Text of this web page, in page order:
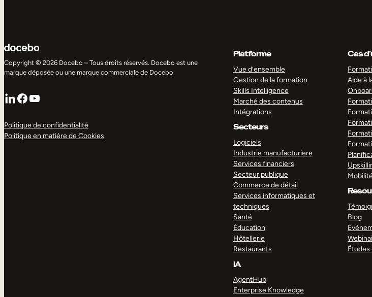
Copyright © 2026 Docebo – Tous droits réservés. Docebo est une
marque déposée ou une marque commerciale de Docebo.
LinkedIn
Facebook
YouTube
Politique de confidentialité
Politique en matière de Cookies
Platforme
Vue d’ensemble
Gestion de la formation
Skills Intelligence
Marché des contenus
Intégrations
Secteurs
Logiciels
Industrie manufacturiere
Services financiers
Secteur publique
Commerce de détail
Services informatiques et
techniques
Santé
Éducation
Hôtellerie
Restaurants
IA
AgentHub
Enterprise Knowledge
Cas
Aide à
Blog
Études